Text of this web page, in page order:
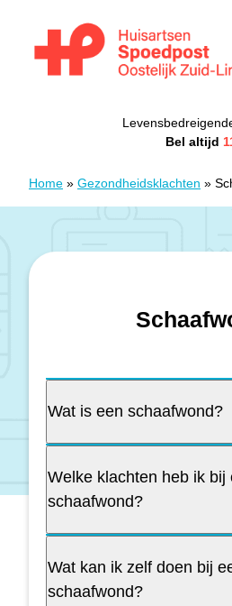
Bel altijd
Home » Gezondheidsklachten »
Wat is een schaafwond?
Welke klachten heb ik bij
schaafwond?
Wat kan ik zelf doen bij
schaafwond?